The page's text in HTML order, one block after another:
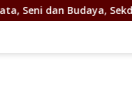
Sekda Bolsel Hadiri